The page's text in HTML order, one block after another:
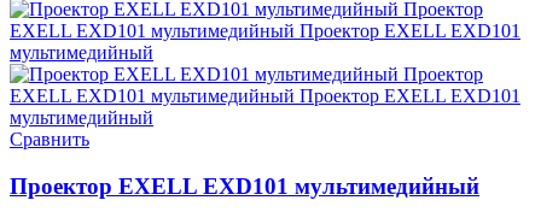
Сравнить
Проектор EXELL EXD101 мультимедийный